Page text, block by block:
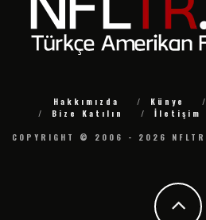
Hakkımızda Künye
Bize Katılın
İletişim
COPYRIGHT © 2006 - 2026